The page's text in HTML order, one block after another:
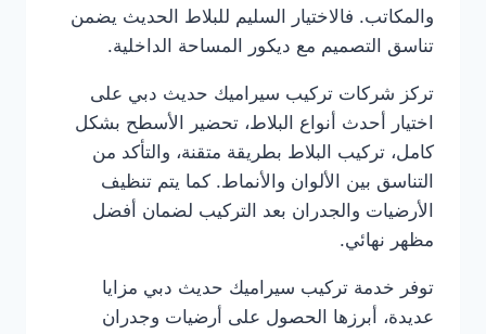
والمكاتب. فالاختيار السليم للبلاط الحديث يضمن
تناسق التصميم مع ديكور المساحة الداخلية.
تركز شركات تركيب سيراميك حديث دبي على
اختيار أحدث أنواع البلاط، تحضير الأسطح بشكل
كامل، تركيب البلاط بطريقة متقنة، والتأكد من
التناسق بين الألوان والأنماط. كما يتم تنظيف
الأرضيات والجدران بعد التركيب لضمان أفضل
مظهر نهائي.
توفر خدمة تركيب سيراميك حديث دبي مزايا
عديدة، أبرزها الحصول على أرضيات وجدران